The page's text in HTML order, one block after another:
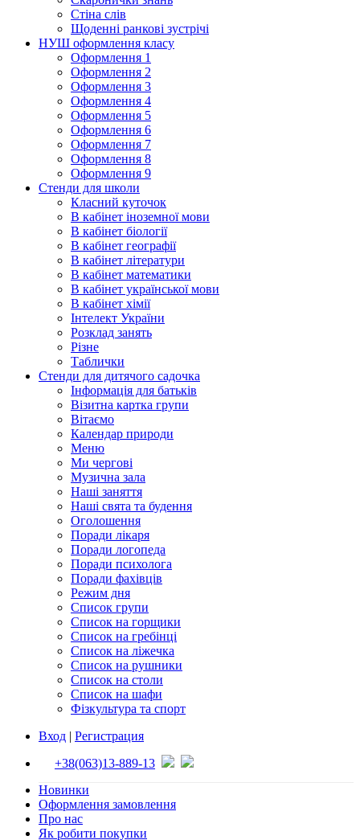
Стіна слів
Щоденні ранкові зустрічі
НУШ оформлення класу
Оформлення 1
Оформлення 2
Оформлення 3
Оформлення 4
Оформлення 5
Оформлення 6
Оформлення 7
Оформлення 8
Оформлення 9
Стенди для школи
Класний куточок
В кабінет іноземної мови
В кабінет біології
В кабінет географії
В кабінет літератури
В кабінет математики
В кабінет української мови
В кабінет хімії
Інтелект України
Розклад занять
Різне
Таблички
Стенди для дитячого садочка
Інформація для батьків
Візитна картка групи
Вітаємо
Календар природи
Меню
Ми чергові
Музична зала
Наші заняття
Наші свята та будення
Оголошення
Поради лікаря
Поради логопеда
Поради психолога
Поради фахівців
Режим дня
Список групи
Список на горщики
Список на гребінці
Список на ліжечка
Список на рушники
Список на столи
Список на шафи
Фізкультура та спорт
Вход | Регистрация
+38(063)13-889-13
Новинки
Оформлення замовлення
Про нас
Як робити покупки